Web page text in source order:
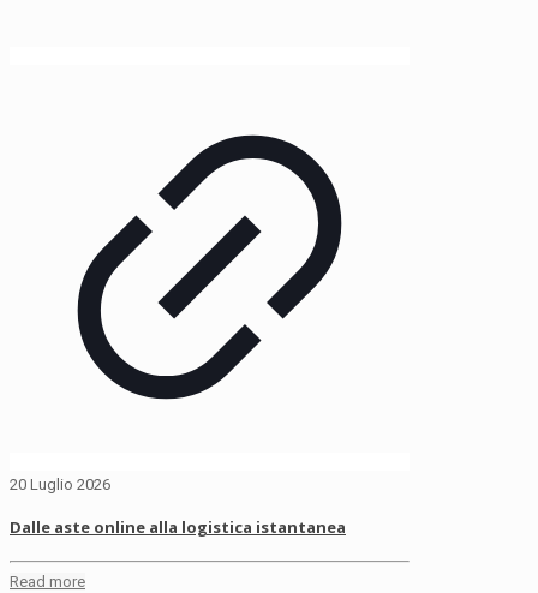
20 Luglio 2026
Dalle aste online alla logistica istantanea
Read more